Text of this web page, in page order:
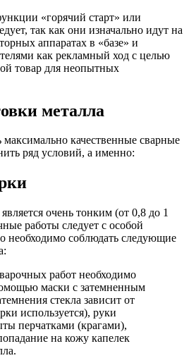
«горячий старт» или
так как они изначально идут на
аппаратах в «базе» и
как рекламный ход с целью
товар для неопытных
металла
качественные сварные
ряд условий, а именно:
очень тонким (от 0,8 до 1
работы следует с особой
необходимо соблюдать следующие
работ необходимо
маски с затемненным
стекла зависит от
используется), руки
перчатками (крагами),
на кожу капелек